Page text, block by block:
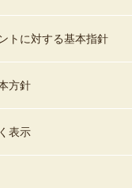
トに対する基本指針
方針
表示